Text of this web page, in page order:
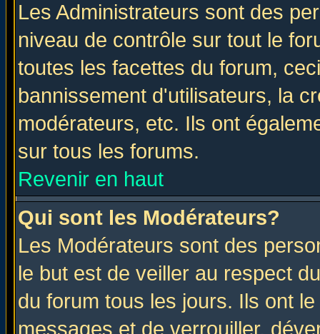
Les Administrateurs sont des
niveau de contrôle sur tout le
toutes les facettes du forum,
bannissement d'utilisateurs, la
modérateurs, etc. Ils ont
sur tous les forums.
Revenir en haut
Qui sont les Modérateurs?
Les Modérateurs sont des
le but est de veiller au respect
du forum tous les jours. Ils ont
messages et de verrouiller,